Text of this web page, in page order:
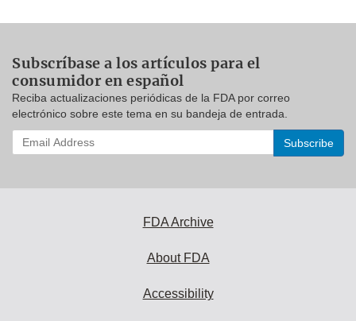
Subscríbase a los artículos para el
consumidor en español
Reciba actualizaciones periódicas de la FDA por correo
electrónico sobre este tema en su bandeja de entrada.
Enter
your
FDA Archive
About FDA
Accessibility